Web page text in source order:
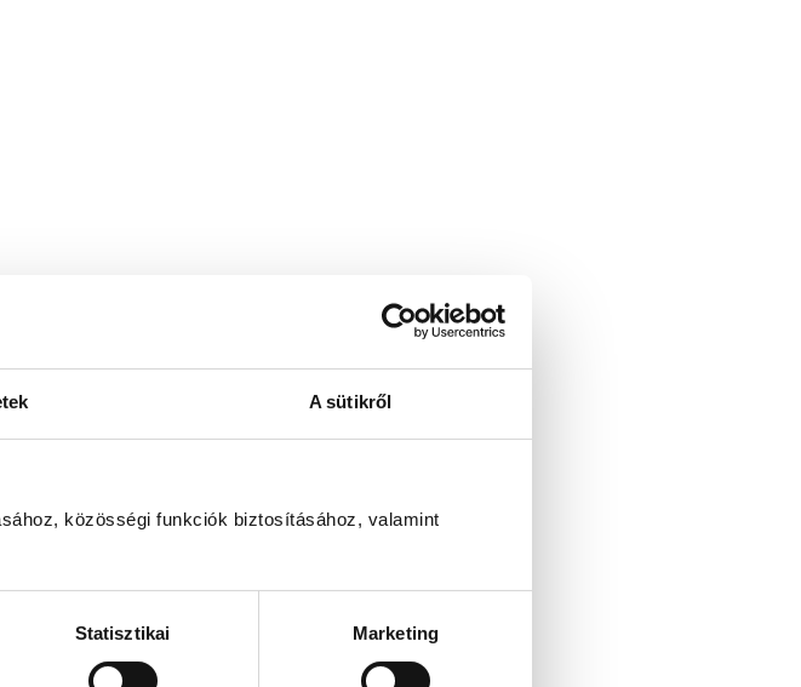
A sütikről
közösségi funkciók biztosításához, valamint
Statisztikai Marketing